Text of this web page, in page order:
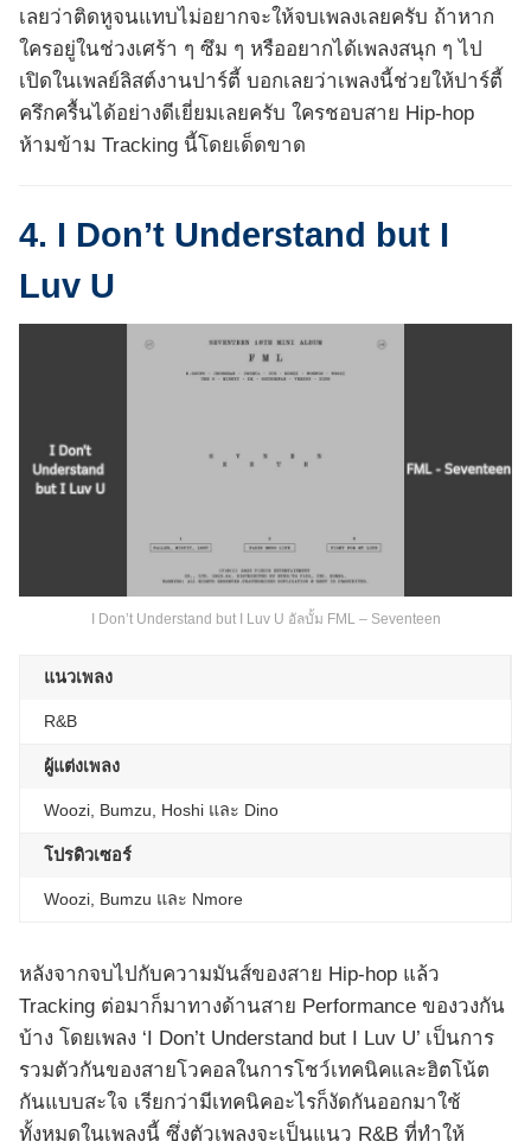
เลยว่าติดหูจนแทบไม่อยากจะให้จบเพลงเลยครับ ถ้าหาก
ใครอยู่ในช่วงเศร้า ๆ ซึม ๆ หรืออยากได้เพลงสนุก ๆ ไป
เปิดในเพลย์ลิสต์งานปาร์ตี้ บอกเลยว่าเพลงนี้ช่วยให้ปาร์ตี้
ครึกครื้นได้อย่างดีเยี่ยมเลยครับ ใครชอบสาย Hip-hop
ห้ามข้าม Tracking นี้โดยเด็ดขาด
4. I Don’t Understand but I
Luv U
I Don’t Understand but I Luv U อัลบั้ม FML – Seventeen
แนวเพลง
R&B
ผู้แต่งเพลง
Woozi, Bumzu, Hoshi และ Dino
โปรดิวเซอร์
Woozi, Bumzu และ Nmore
หลังจากจบไปกับความมันส์ของสาย Hip-hop แล้ว
Tracking ต่อมาก็มาทางด้านสาย Performance ของวงกัน
บ้าง โดยเพลง ‘I Don’t Understand but I Luv U’ เป็นการ
รวมตัวกันของสายโวคอลในการโชว์เทคนิคและฮิตโน้ต
กันแบบสะใจ เรียกว่ามีเทคนิคอะไรก็งัดกันออกมาใช้
ทั้งหมดในเพลงนี้ ซึ่งตัวเพลงจะเป็นแนว R&B ที่ทำให้